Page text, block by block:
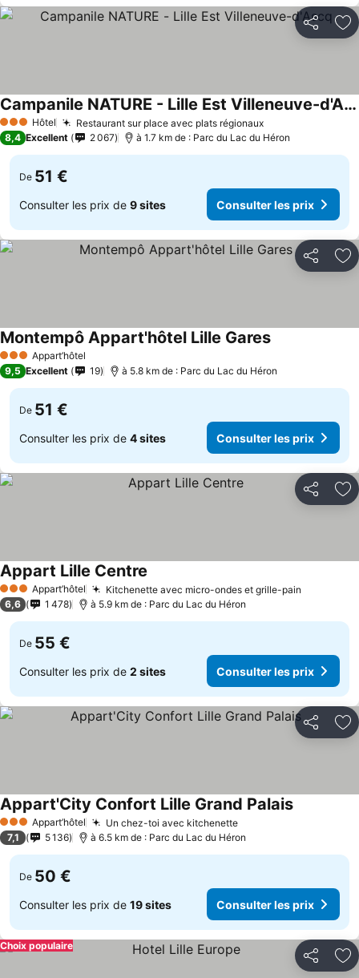
Partager
3 ÉtoilesHôtel Restaurant sur place avec plats régionaux
Campanile NATURE - Lille Est Villeneuve-d'Ascq
8,4 Excellent 2 067 à 1.7 km de : Parc du Lac du Héron
De 51 €
Consulter les prix de 9 sites Consulter les prix
Partager
3 ÉtoilesAppart’hôtel
Montempô Appart'hôtel Lille Gares
9,5 Excellent 19 à 5.8 km de : Parc du Lac du Héron
De 51 €
Consulter les prix de 4 sites Consulter les prix
Partager
3 ÉtoilesAppart’hôtel Kitchenette avec micro-ondes et grille-pain
Appart Lille Centre
6,6 1 478 à 5.9 km de : Parc du Lac du Héron
De 55 €
Consulter les prix de 2 sites Consulter les prix
Partager
3 ÉtoilesAppart’hôtel Un chez-toi avec kitchenette
Appart'City Confort Lille Grand Palais
7,1 5 136 à 6.5 km de : Parc du Lac du Héron
De 50 €
Consulter les prix de 19 sites Consulter les prix
Partager
Choix populaire